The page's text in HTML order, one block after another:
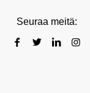
Seuraa meitä: